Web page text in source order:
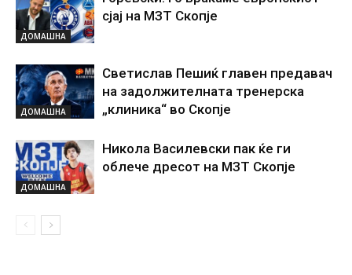
ДОМАШНА
сјај на МЗТ Скопје
ДОМАШНА
Светислав Пешиќ главен предавач
на задолжителната тренерска
„клиника“ во Скопје
ДОМАШНА
Никола Василевски пак ќе ги
облече дресот на МЗТ Скопје